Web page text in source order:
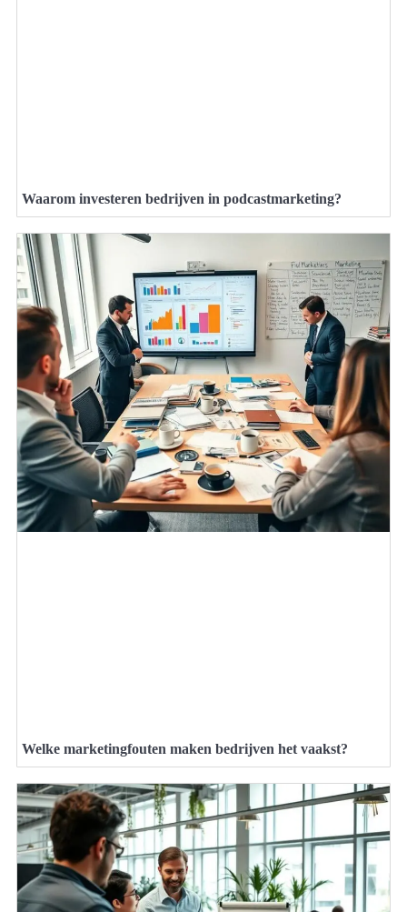
Waarom investeren bedrijven in podcastmarketing?
Welke marketingfouten maken bedrijven het vaakst?